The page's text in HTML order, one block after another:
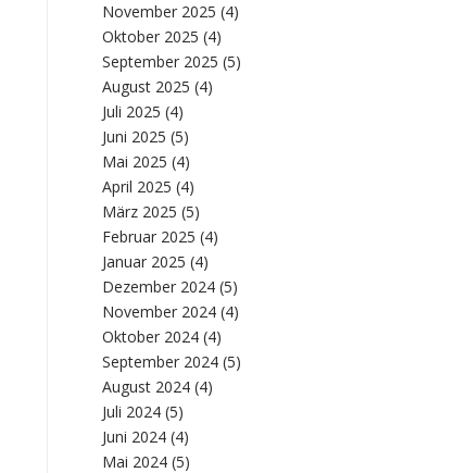
November 2025 (4)
Oktober 2025 (4)
September 2025 (5)
August 2025 (4)
Juli 2025 (4)
Juni 2025 (5)
Mai 2025 (4)
April 2025 (4)
März 2025 (5)
Februar 2025 (4)
Januar 2025 (4)
Dezember 2024 (5)
November 2024 (4)
Oktober 2024 (4)
September 2024 (5)
August 2024 (4)
Juli 2024 (5)
Juni 2024 (4)
Mai 2024 (5)